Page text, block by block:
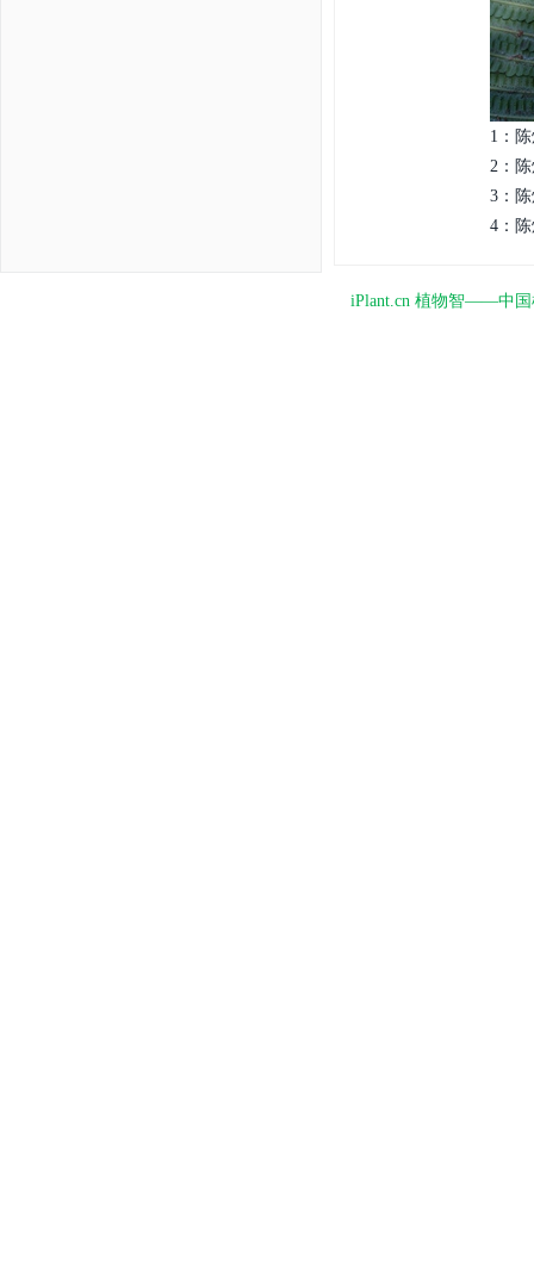
1：
2：
3：
4：
iPlant.cn 植物智——中国